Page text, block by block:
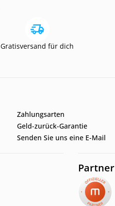
Gratisversand für dich
Zahlungsarten
Geld-zurück-Garantie
Senden Sie uns eine E-Mail
Partner